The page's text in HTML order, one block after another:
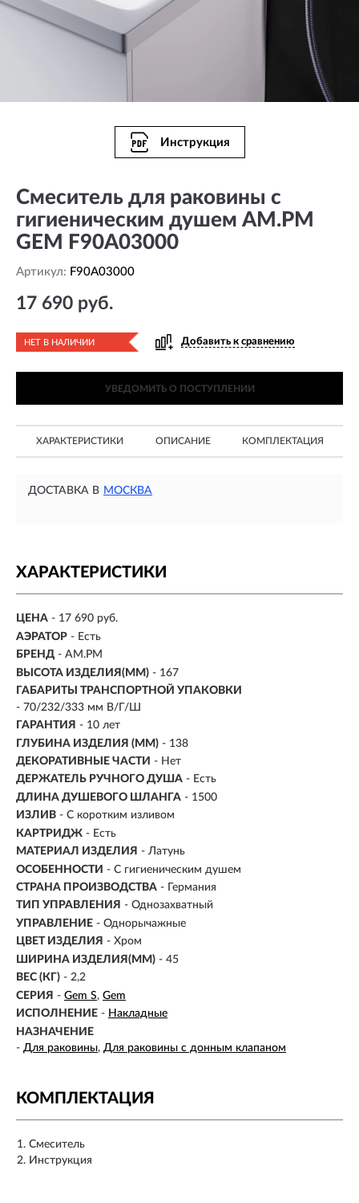
Инструкция
Смеситель для раковины с
гигиеническим душем AM.PM
GEM F90A03000
Артикул: F90A03000
17 690 руб.
НЕТ В НАЛИЧИИ Добавить к сравнению
УВЕДОМИТЬ О ПОСТУПЛЕНИИ
ХАРАКТЕРИСТИКИ ОПИСАНИЕ КОМПЛЕКТАЦИЯ
ДОСТАВКА В МОСКВА
ХАРАКТЕРИСТИКИ
ЦЕНА - 17 690 руб.
АЭРАТОР - Есть
БРЕНД - AM.PM
ВЫСОТА ИЗДЕЛИЯ(ММ) - 167
ГАБАРИТЫ ТРАНСПОРТНОЙ УПАКОВКИ
- 70/232/333 мм В/Г/Ш
ГАРАНТИЯ - 10 лет
ГЛУБИНА ИЗДЕЛИЯ (ММ) - 138
ДЕКОРАТИВНЫЕ ЧАСТИ - Нет
ДЕРЖАТЕЛЬ РУЧНОГО ДУША - Есть
ДЛИНА ДУШЕВОГО ШЛАНГА - 1500
ИЗЛИВ - С коротким изливом
КАРТРИДЖ - Есть
МАТЕРИАЛ ИЗДЕЛИЯ - Латунь
ОСОБЕННОСТИ - С гигиеническим душем
СТРАНА ПРОИЗВОДСТВА - Германия
ТИП УПРАВЛЕНИЯ - Однозахватный
УПРАВЛЕНИЕ - Однорычажные
ЦВЕТ ИЗДЕЛИЯ - Хром
ШИРИНА ИЗДЕЛИЯ(ММ) - 45
ВЕС (КГ) - 2,2
СЕРИЯ - Gem S Gem
ИСПОЛНЕНИЕ - Накладные
НАЗНАЧЕНИЕ
- Для раковины Для раковины с донным клапаном
КОМПЛЕКТАЦИЯ
Смеситель
Инструкция